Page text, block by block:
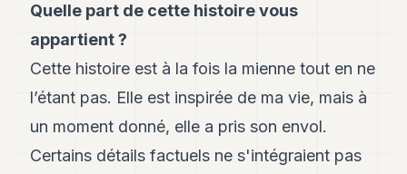
Quelle part de cette histoire vous
appartient ?
Cette histoire est à la fois la mienne tout en ne
l’étant pas. Elle est inspirée de ma vie, mais à
un moment donné, elle a pris son envol.
Certains détails factuels ne s'intégraient pas